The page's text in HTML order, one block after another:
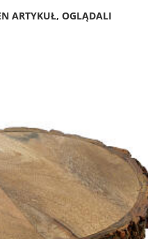
ARTYKUŁ, OGLĄDALI